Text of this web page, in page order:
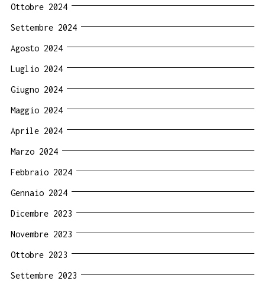
Ottobre 2024
Settembre 2024
Agosto 2024
Luglio 2024
Giugno 2024
Maggio 2024
Aprile 2024
Marzo 2024
Febbraio 2024
Gennaio 2024
Dicembre 2023
Novembre 2023
Ottobre 2023
Settembre 2023